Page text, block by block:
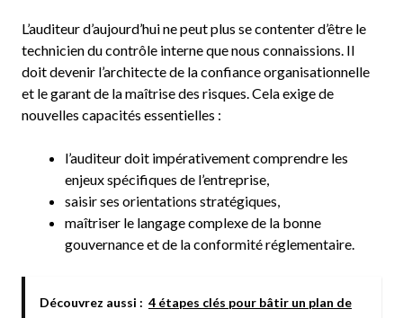
L’auditeur d’aujourd’hui ne peut plus se contenter d’être le
technicien du contrôle interne que nous connaissions. Il
doit devenir l’architecte de la confiance organisationnelle
et le garant de la maîtrise des risques. Cela exige de
nouvelles capacités essentielles :
l’auditeur doit impérativement comprendre les
enjeux spécifiques de l’entreprise,
saisir ses orientations stratégiques,
maîtriser le langage complexe de la bonne
gouvernance et de la conformité réglementaire.
Découvrez aussi : 4 étapes clés pour bâtir un plan de